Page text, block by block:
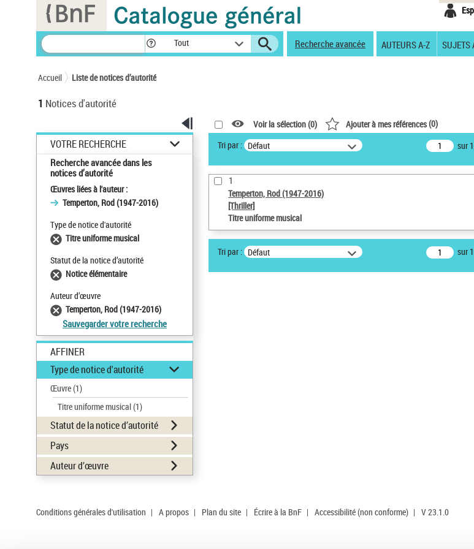
Tout Recherche avancée AUTEURS A-Z SUJETS
Accueil Liste de notices d’autorité
1 Notices d'autorité
VOTRE RECHERCHE
Recherche avancée dans les
notices d’autorité
Œuvres liées à l'auteur :
Temperton, Rod (1947-2016)
Type de notice d'autorité
Titre uniforme musical
Statut de la notice d’autorité
Notice élémentaire
Auteur d’œuvre
Temperton, Rod (1947-2016)
Sauvegarder votre recherche
AFFINER
Type de notice d'autorité
Œuvre(1)
Titre uniforme musical(1)
Statut de la notice d’autorité
Pays
Auteur d’œuvre
Voir la sélection (0) Ajouter à mes références(0)
Tri par : Défaut sur 1
1
Temperton, Rod (1947-2016)
[Thriller]
Titre uniforme musical
Tri par : Défaut sur 1
Conditions générales d'utilisation | A propos | Plan du site | Écrire à la BnF | Accessibilité (non conforme) | V 23.1.0
Panneau de gestion des cookies